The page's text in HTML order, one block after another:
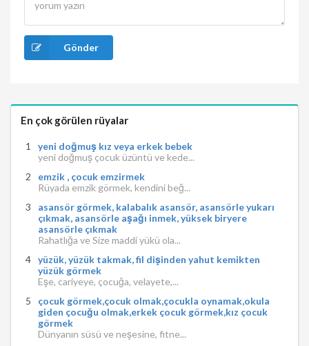
Gönder
En çok görülen rüyalar
yeni doğmuş kız veya erkek bebek
yeni doğmuş çocuk üzüntü ve kede...
emzik , çocuk emzirmek
Rüyada emzik görmek, kendini beğ...
asansör görmek, kalabalık asansör, asansörle yukarı
çıkmak, asansörle aşağı inmek, yüksek biryere
asansörle çıkmak
Rahatlığa ve Size maddi yükü ola...
yüzük, yüzük takmak, fil dişinden yahut kemikten
yüzük görmek
Eşe, cariyeye, çocuğa, velayete,...
çocuk görmek,çocuk olmak,çocukla oynamak,okula
giden çocuğu olmak,erkek çocuk görmek,kız çocuk
görmek
Dünyanın süsü ve neşesine, fitne...